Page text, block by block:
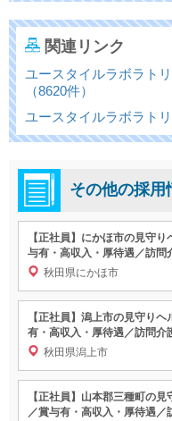
関連リンク
ユースタイルラボラト
（8620件）
ユースタイルラボラト
その他の採用
【正社員】にかほ市の見守
与有・高収入・厚待遇／訪問
秋田県にかほ市
【正社員】潟上市の見守り
有・高収入・厚待遇／訪問介
秋田県潟上市
【正社員】山本郡三種町の
／賞与有・高収入・厚待遇／